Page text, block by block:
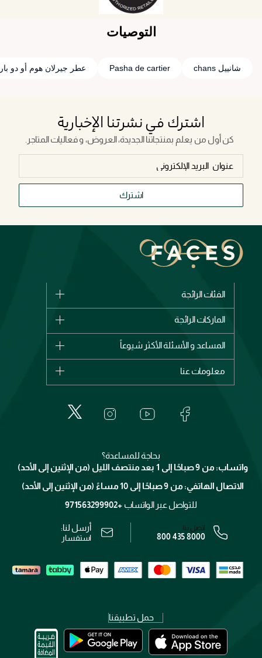
التوصيات
شانييل chans Pasha de cartier عطر جيرلان هوم أو دو
اشترك في نشرتنا الإخبارية
كن أول من يعلم بمنتجاتنا الجديدة، العروض، و فعاليات المتاجر.
اشترك
الفئات الرائجة
الأكثر مبيعاً
اشترِ بطاقة هدية
الماركات الرائجة
بربري
إيف سان لوران
المساعد و الأسئلة الأكثر شيوعاً
الإرجاع
معلومات عنا
خدمات المعارض
برنامج الولاء ميوز
الوظائف
الشروط و الأحكام
رقم السجل التجاري: 7013320481 — صادر من وزارة التجارة
بحاجة للمساعدة؟
واتساب: من 9 صباحًا إلى 1 بعد منتصف الليل (من الإثنين إلى الأحد)
الاتصال الهاتفي: من 9 صباحًا إلى 10 مساءً (من الإثنين إلى الأحد)
للتواصل عبر الواتساب +971563299902
اتصل بنا:
800 435 8000
أرسل لنا:
استفسار
حمل تطبيقنا